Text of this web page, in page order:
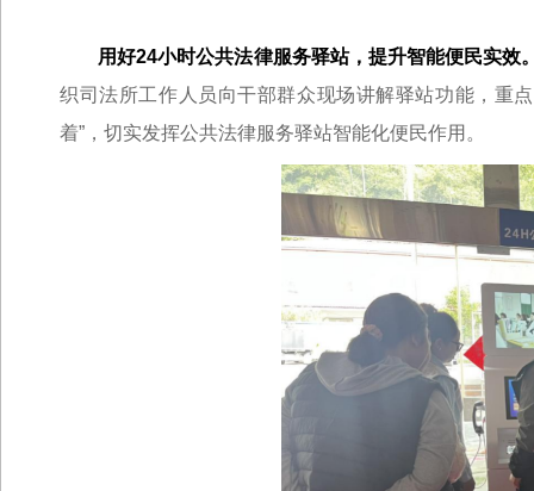
用好24小时公共法律服务驿站，提升智能便民实效
织司法所工作人员向干部群众现场讲解驿站功能，重
着”，切实发挥公共法律服务驿站智能化便民作用。